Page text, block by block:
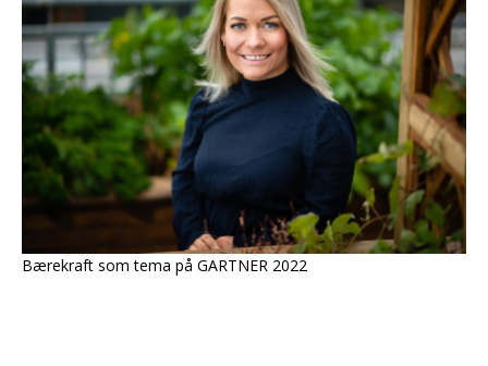
Bærekraft som tema på GARTNER 2022